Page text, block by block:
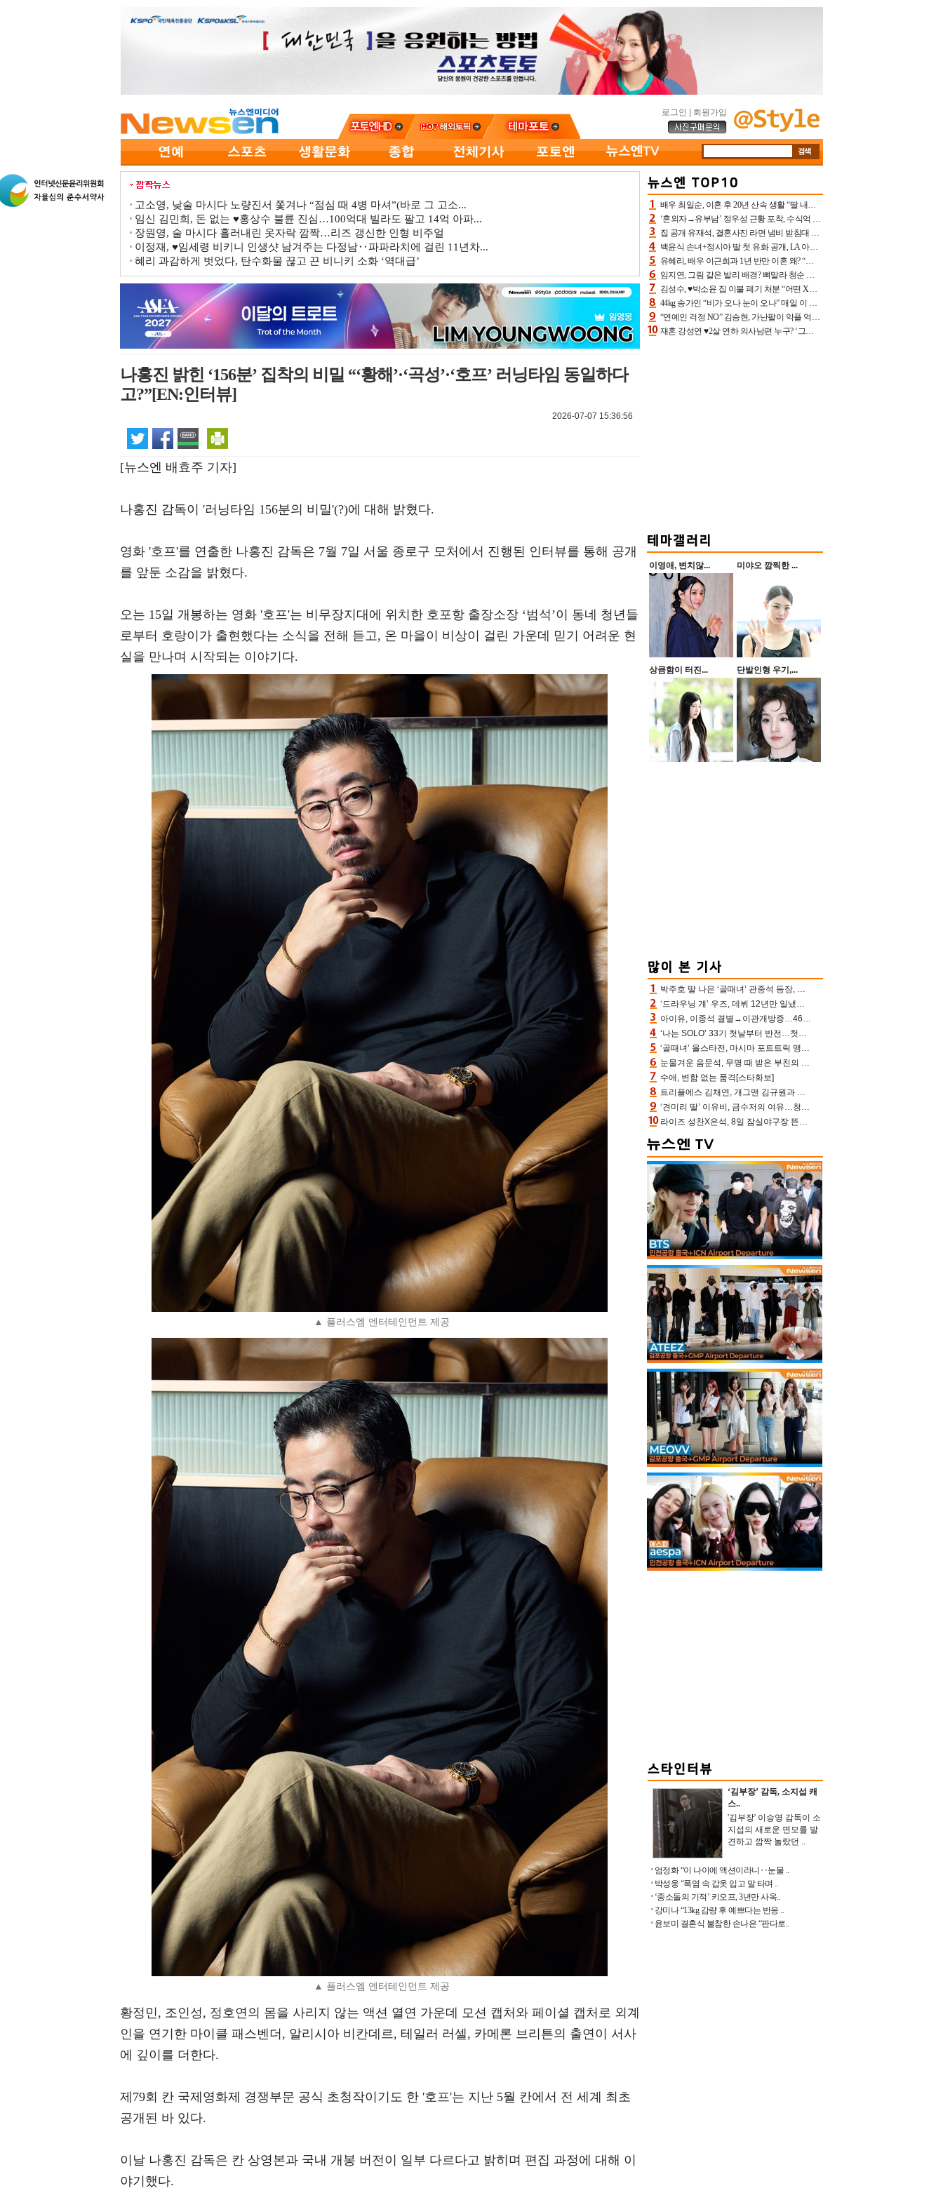
로그인 회원가입
고소영, 낮술 마시다 노량진서 쫓겨나 “점심 때 4병 마셔”(바로 그 고소...
임신 김민희, 돈 없는 ♥홍상수 불륜 진심…100억대 빌라도 팔고 14억 아파...
장원영, 술 마시다 흘러내린 옷자락 깜짝…리즈 갱신한 인형 비주얼
이정재, ♥임세령 비키니 인생샷 남겨주는 다정남‥파파라치에 걸린 11년차...
혜리 과감하게 벗었다, 탄수화물 끊고 끈 비니키 소화 ‘역대급’
나홍진 밝힌 ‘156분’ 집착의 비밀 “‘황해’·‘곡성’·‘호프’ 러닝타임 동일하다
고?”[EN:인터뷰]
2026-07-07 15:36:56
[뉴스엔 배효주 기자]
나홍진 감독이 '러닝타임 156분의 비밀'(?)에 대해 밝혔다.
영화 '호프'를 연출한 나홍진 감독은 7월 7일 서울 종로구 모처에서 진행된 인터뷰를 통해 공개
를 앞둔 소감을 밝혔다.
오는 15일 개봉하는 영화 '호프'는 비무장지대에 위치한 호포항 출장소장 ‘범석’이 동네 청년들
로부터 호랑이가 출현했다는 소식을 전해 듣고, 온 마을이 비상이 걸린 가운데 믿기 어려운 현
실을 만나며 시작되는 이야기다.
▲ 플러스엠 엔터테인먼트 제공
▲ 플러스엠 엔터테인먼트 제공
황정민, 조인성, 정호연의 몸을 사리지 않는 액션 열연 가운데 모션 캡처와 페이셜 캡처로 외계
인을 연기한 마이클 패스벤더, 알리시아 비칸데르, 테일러 러셀, 카메론 브리튼의 출연이 서사
에 깊이를 더한다.
제79회 칸 국제영화제 경쟁부문 공식 초청작이기도 한 '호프'는 지난 5월 칸에서 전 세계 최초
공개된 바 있다.
이날 나홍진 감독은 칸 상영본과 국내 개봉 버전이 일부 다르다고 밝히며 편집 과정에 대해 이
야기했다.
배우 최일순, 이혼 후 20년 산속 생활 “딸 내가 버렸다고 원망‥맘 아파”(특종)[어제TV]
‘혼외자→유부남’ 정우성 근황 포착, 수식억 해킹 피해 후배 만났다 “존경하는”
집 공개 유재석, 결혼사진 라면 냄비 받침대 되고 분노‥가족사진도 피해(놀뭐)[어제TV]
백윤식 손녀+정시아 딸 첫 유화 공개, LA 아트쇼→서울국제조각페스타 작가다운 수준급 실력
유혜리, 배우 이근희과 1년 반만 이혼 왜? “식칼 꽂고 의자 던져” 충격 폭로(특종)[어제TV]
임지연, 그림 같은 발리 배경? 뼈말라 청순 비키니 핏에 상대 안 되네
김성수, ♥박소윤 집 이불 폐기 처분 “어떤 X이랑 썼을지 몰라” 질투(신랑수업2)[어제TV]
44kg 송가인 “비가 오나 눈이 오나” 매일 이 운동, 허벅지 근육량 상승+체지방 감소
“연예인 걱정 NO” 김승현, 가난팔이 악플 억울할만‥아내+딸과 日 여행
재혼 강성연 ♥2살 연하 의사남편 누구? ‘그알’ 자문의에 훈남 비주얼 초엘리트 스펙 [종합]
이영애, 변치않... 미야오 깜찍한 ...
상큼함이 터진... 단발인형 우기,...
박주호 딸 나은 ‘골때녀’ 관중석 등장, 김민재 복제인간 보고 혼란 [결정적장면]
‘드라우닝 걔’ 우즈, 데뷔 12년만 일냈다…체조경기장 입성 확정
아이유, 이종석 결별→이관개방증…46장 꽉 채운 유애나 ♥ “열심히 사는 중”
‘나는 SOLO’ 33기 첫날부터 반전…첫인상 0표 영호, 호감남 급부상
‘골때녀’ 올스타전, 마시마 포트트릭 맹추격전 5:4 골 잔치 ‘짜릿’ [어제TV]
눈물겨운 음문석, 무명 때 받은 부친의 전재산→폐암 父 세상 떠나기 전 여행(유퀴즈)[어제TV]
수애, 변함 없는 품격[스타화보]
트리플에스 김채연, 개그맨 김규원과 함께 프리뷰쇼 진행 [포토엔HD]
‘견미리 딸’ 이유비, 금수저의 여유…청순 미모에 반전 슬림 라인
라이즈 성찬X은석, 8일 잠실야구장 뜬다…시구 시타+특별공연까지
‘김부장’ 감독, 소지섭 캐
스..
'김부장' 이승영 감독이 소
지섭의 새로운 면모를 발
견하고 깜짝 놀랐던 ..
엄정화 “이 나이에 액션이라니‥눈물 ..
박성웅 “폭염 속 갑옷 입고 말 타며 ..
‘중소돌의 기적’ 키오프, 3년만 사옥..
강미나 “13kg 감량 후 예쁘다는 반응 ..
윤보미 결혼식 불참한 손나은 “판다로..